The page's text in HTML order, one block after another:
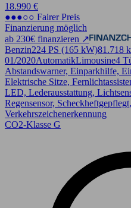
18.990 €
●●●○○ Fairer Preis
Finanzierung möglich
ab 230€ finanzieren ↗
Benzin224 PS (165 kW)81.718
01/2020AutomatikLimousine4
Abstandswarner, Einparkhilfe,
Elektrische Sitze,
LED, Lederausstattung,
Regensensor,
Verkehrszeichenerkennung
CO2-Klasse G